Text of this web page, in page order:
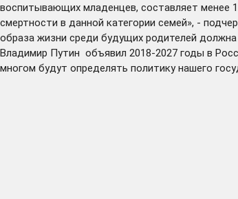
воспитывающих младенцев, составляет менее
смертности в данной категории семей», -
образа жизни среди будущих родителей
Владимир Путин объявил 2018-2027 годы в
многом будут определять политику нашего